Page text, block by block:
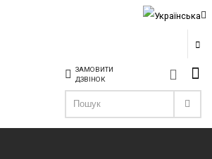
ЗАМОВИТИ
ДЗВІНОК